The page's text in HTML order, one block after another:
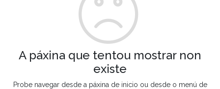
A páxina que tentou mostrar non
existe
Probe navegar desde a páxina de inicio ou desde o menú de